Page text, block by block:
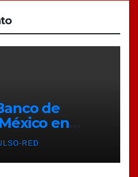
de
en
con trabajo
RED